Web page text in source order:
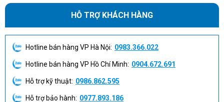
Thiết kế chắc chắn, chuẩn workstation
HỖ TRỢ KHÁCH HÀNG
Hotline bán hàng VP Hà Nội: 0983.366.022
Hotline bán hàng VP Hồ Chí Minh: 0904.672.691
Hỗ trợ kỹ thuật: 0986.862.595
Hỗ trợ bảo hành: 0977.893.186